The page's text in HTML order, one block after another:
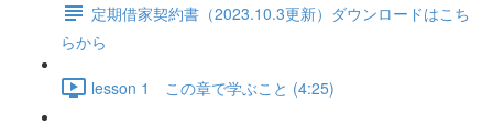
定期借家契約書（2023.10.3更新）ダウンロードはこち
らから
lesson 1 この章で学ぶこと (4:25)